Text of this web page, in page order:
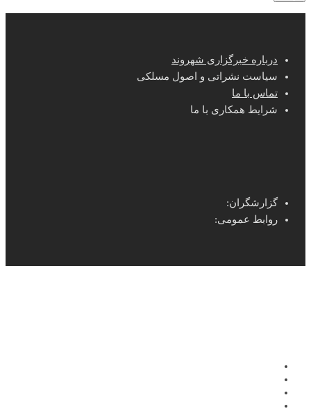
درباره خبرگزاری شهروند
سیاست نشراتی و اصول مسلکی
تماس با ما
شرایط همکاری با ما
گزارشگران:
روابط عمومی: